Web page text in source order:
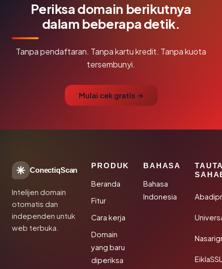
Periksa domain berikutnya
dalam beberapa detik.
Tanpa pendaftaran. Tanpa kartu kredit. Tanpa kuota
tersembunyi.
Mulai cek gratis →
ConectiqScan
Intelijen domain
otomatis dan
independen untuk
web terbuka.
PRODUK
Beranda
Fitur
Cara kerja
Domain
yang baru
diperiksa
BAHASA
Bahasa
Indonesia